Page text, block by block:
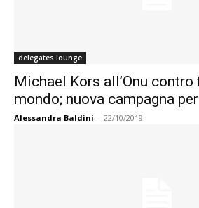
delegates lounge
Michael Kors all’Onu contro
mondo; nuova campagna
Alessandra Baldini - 22/10/2019